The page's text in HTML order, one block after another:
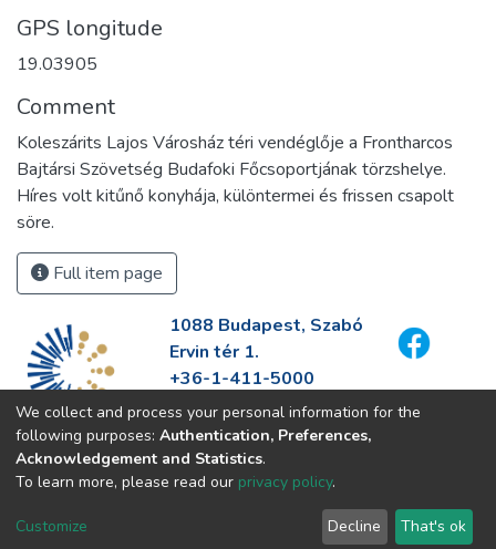
GPS longitude
19.03905
Comment
Koleszárits Lajos Városház téri vendéglője a Frontharcos
Bajtársi Szövetség Budafoki Főcsoportjának törzshelye.
Híres volt kitűnő konyhája, különtermei és frissen csapolt
söre.
Full item page
1088 Budapest, Szabó
Ervin tér 1.
+36-1-411-5000
info@fszek.hu
https://fszek.hu
We collect and process your personal information for the
following purposes: Authentication, Preferences,
Acknowledgement and Statistics.
To learn more, please read our privacy policy.
Customize Decline That's ok